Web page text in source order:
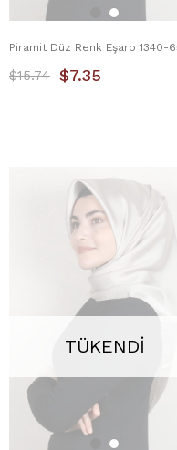
$7.35
$15.74
TÜKENDI